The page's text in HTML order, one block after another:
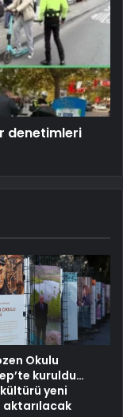
denetimleri
Okulu
kuruldu…
yeni
aktarılacak